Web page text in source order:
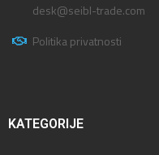
desk@seibl-trade.com
Politika privatnosti
KATEGORIJE